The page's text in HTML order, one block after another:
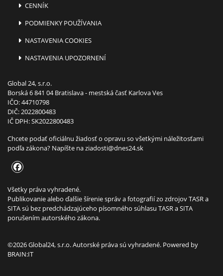
CENNÍK
PODMIENKY POUŽÍVANIA
NASTAVENIA COOKIES
NASTAVENIA UPOZORNENÍ
Global 24, s.r.o.
Borská 6 841 04 Bratislava - mestská časť Karlova Ves
IČO: 44710798
DIČ: 2022800483
IČ DPH: SK2022800483
Chcete podať oficiálnu žiadosť o opravu so všetkými náležitosťami
podľa zákona? Napíšte naziadosti@dnes24.sk
Všetky práva vyhradené.
Publikovanie alebo ďalšie šírenie správ a fotografií zo zdrojov TASR a
SITA sú bez predchádzajúceho písomného súhlasu TASR a SITA
porušením autorského zákona.
©2026 Global24, s.r.o. Autorské práva sú vyhradené. Powered by
BRAIN:IT